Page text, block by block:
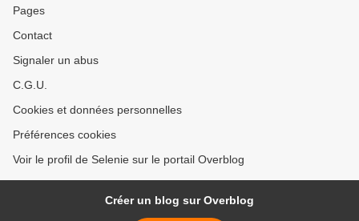
Pages
Contact
Signaler un abus
C.G.U.
Cookies et données personnelles
Préférences cookies
Voir le profil de Selenie sur le portail Overblog
Créer un blog sur Overblog